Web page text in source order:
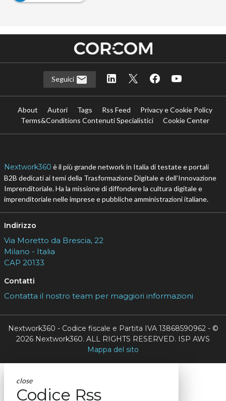
Seguici
About Autori Tags Rss Feed
Privacy e Cookie Policy
Terms&Conditions Contenuti Specialistici
Cookie Center
Nextwork360 è il più grande network in Italia di testate e portali
B2B dedicati ai temi della Trasformazione Digitale e dell’Innovazione
Imprenditoriale. Ha la missione di diffondere la cultura digitale e
imprenditoriale nelle imprese e pubbliche amministrazioni italiane.
Indirizzo
Via Moretto da Brescia, 22
Milano - Italia
CAP 20133
Contatti
Contatta il nostro team per maggiori informazioni
Nextwork360 - Codice fiscale e Partita IVA 13868590962 - ©
2026 Nextwork360. ALL RIGHTS RESERVED. ISP AWS
Mappa del sito
close
Codice Rss